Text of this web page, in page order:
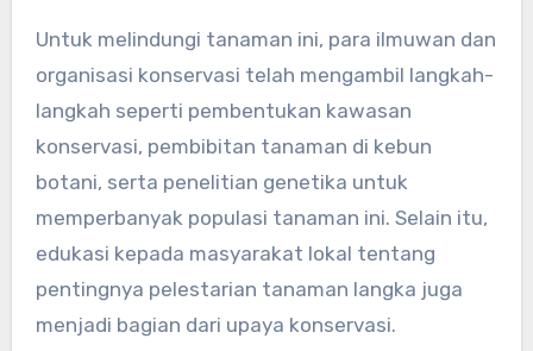
Untuk melindungi tanaman ini, para ilmuwan dan
organisasi konservasi telah mengambil langkah-
langkah seperti pembentukan kawasan
konservasi, pembibitan tanaman di kebun
botani, serta penelitian genetika untuk
memperbanyak populasi tanaman ini. Selain itu,
edukasi kepada masyarakat lokal tentang
pentingnya pelestarian tanaman langka juga
menjadi bagian dari upaya konservasi.